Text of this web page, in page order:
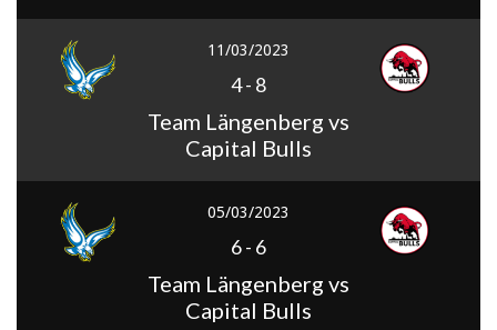
11/03/2023
4- 8
Team Längenberg vs
Capital Bulls
05/03/2023
6- 6
Team Längenberg vs
Capital Bulls